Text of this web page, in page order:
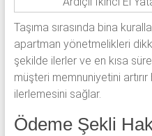
Taşıma sırasında bina
apartman yönetmelikleri
şekilde ilerler ve en kısa
müşteri memnuniyetini
ilerlemesini sağlar.
Ödeme Şekli